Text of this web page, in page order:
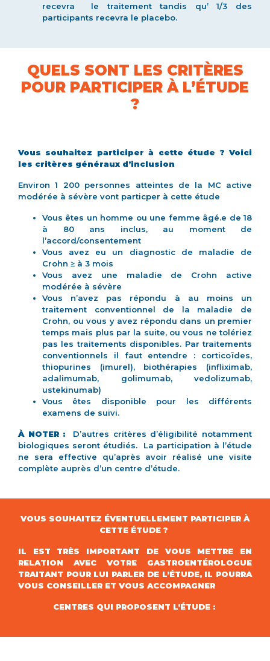
recevra le traitement tandis qu’ 1/3 des
participants recevra le placebo.
QUELS SONT LES CRITÈRES
POUR PARTICIPER À L’ÉTUDE
?
Vous souhaitez participer à cette étude ? Voici
les critères généraux d’inclusion
Environ 1 200 personnes atteintes de la MC active
modérée à sévère vont particper à cette étude
Vous êtes un homme ou une femme âgé.e de 18
à 80 ans inclus, au moment de
l’accord/consentement
Vous avez eu un diagnostic de maladie de
Crohn ≥ à 3 mois
Vous avez une maladie de Crohn active
modérée à sévère
Vous n’avez pas répondu à au moins un
traitement conventionnel de la maladie de
Crohn, ou vous y avez répondu dans un premier
temps mais plus par la suite, ou vous ne tolériez
pas les traitements disponibles. Par traitements
conventionnels il faut entendre : corticoïdes,
thiopurines (imurel), biothérapies (infliximab,
adalimumab, golimumab, vedolizumab,
ustekinumab)
Vous êtes disponible pour les différents
examens de suivi.
À NOTER : D’autres critères d’éligibilité notamment
biologiques seront étudiés. La participation à l’étude
ne sera effective qu’après avoir réalisé une visite
complète auprès d’un centre d’étude.
VOUS SOUHAITEZ ÉVENTUELLEMENT PARTICIPER À
CETTE ÉTUDE ?
IL EST TRÈS IMPORTANT DE VOUS METTRE EN
RELATION AVEC VOTRE GASTROENTÉROLOGUE
TRAITANT POUR LUI PARLER DE L’ÉTUDE, IL POURRA
VOUS CONSEILLER ET VOUS ACCOMPAGNER
CENTRES QUI PROPOSENT L’ÉTUDE :